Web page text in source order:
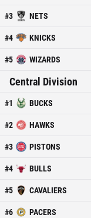
#3 NETS
#4 KNICKS
#5 WIZARDS
Central Division
#1 BUCKS
#2 HAWKS
#3 PISTONS
#4 BULLS
#5 CAVALIERS
#6 PACERS